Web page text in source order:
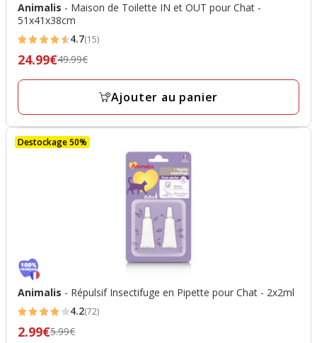
Animalis - Maison de Toilette IN et OUT pour Chat -
51x41x38cm
4.7
étoiles
avec
avis
4.7(15)
Prix
prix
final
24.99€
24.99€49.99€
Ajouter au panier
Destockage 50%
Animalis - Répulsif Insectifuge en Pipette pour Chat - 2x2ml
4.2
étoiles
4.2(72)
Prix
2.99€5.99€